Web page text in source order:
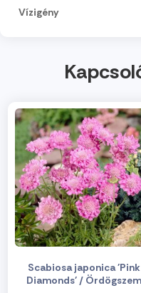
Vízigény
Scabiosa japonica 'Pink
Diamonds' / Ördögszem